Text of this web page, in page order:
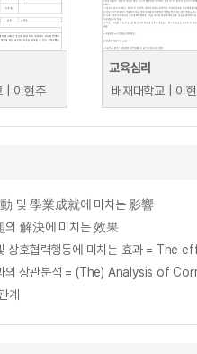
| 이현주
교육심리
배재대학교 | 이
및 學業成就에 미치는 影響
解決에 미치는 效果
및 상호협력행동에 미치는 효과
준과의 상관분석 = (The)
계